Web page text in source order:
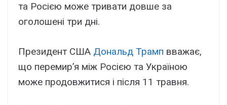
та Росією може тривати довше за
оголошені три дні.
Президент США Дональд Трамп вважає,
що перемир’я між Росією та Україною
може продовжитися і після 11 травня.